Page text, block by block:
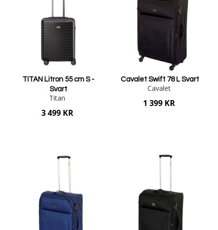
TITAN Litron 55 cm S -
Svart
Titan
3 499 KR
Cavalet Swift 78 L Svart
Cavalet
1 399 KR